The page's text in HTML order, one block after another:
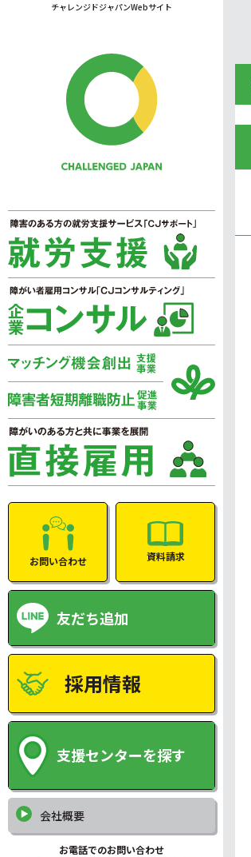
チャレンジドジャパンWebサイト
お問い合わせ 資料請求
友だち追加
採用情報
支援センターを探す
会社概要
お電話でのお問い合わせ